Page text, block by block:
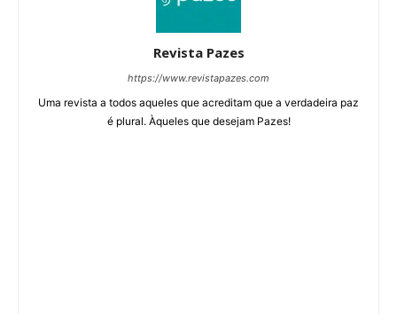
Revista Pazes
https://www.revistapazes.com
Uma revista a todos aqueles que acreditam que a verdadeira paz
é plural. Àqueles que desejam Pazes!